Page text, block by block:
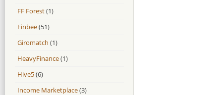
FF Forest(1)
Finbee(51)
Giromatch (1)
HeavyFinance(1)
Hive5(6)
Income Marketplace(3)